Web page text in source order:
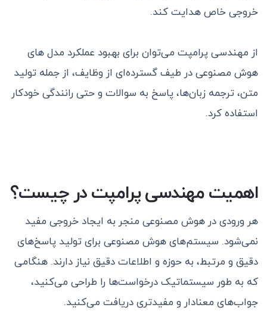
خروجی خاص هدایت کند.
از مهندسی پرامپت می‌توان برای بهبود عملکرد مدل های
هوش مصنوعی در طیف گسترده‌ای از وظایف، از جمله تولید
متن، ترجمه زبان‌ها، پاسخ به سوالات و حتی رانندگی خودکار
استفاده کرد.
اهمیت مهندسی پرامپت در چیست؟
هر ورودی در هوش مصنوعی منجر به ایجاد خروجی مفید
نمی‌شود. سیستم‌های هوش مصنوعی برای تولید پاسخ‌های
دقیق و مرتبط، به حوزه و اطلاعات دقیق نیاز دارند. هنگامی
که به طور سیستماتیک درخواست‌ها را طراحی می‌کنید،
جواب‌های معنادار و مفیدتری دریافت می‌کنید.